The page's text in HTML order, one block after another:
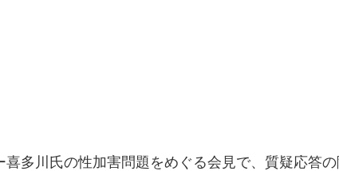
多川氏の性加害問題をめぐる会見で、質疑応答